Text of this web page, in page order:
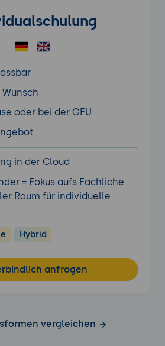
oder bei der GFU
in der Cloud
= Fokus aufs Fachliche
Raum für individuelle
Hybrid
anfragen
vergleichen